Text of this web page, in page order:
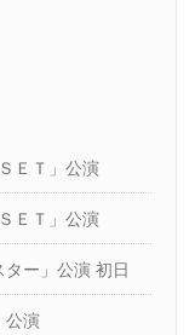
ＥＴ」公演
ＥＴ」公演
ー」公演 初日
公演